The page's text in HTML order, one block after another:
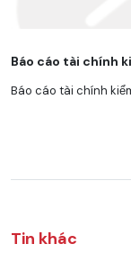
Báo cáo tài chính
Báo cáo tài chính
Tin khác